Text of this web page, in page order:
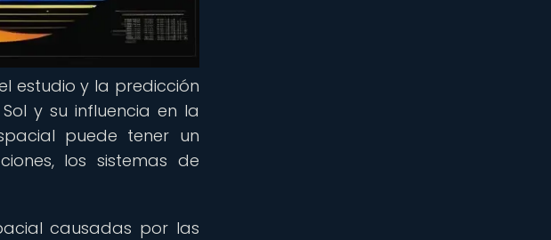
estudio y la predicción
y su influencia en la
puede tener un
los sistemas de
causadas por las